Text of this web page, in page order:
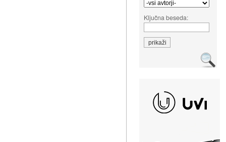
Ključna beseda: